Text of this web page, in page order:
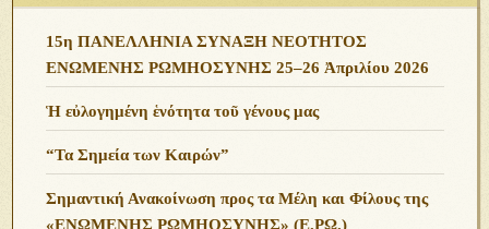
15η ΠΑΝΕΛΛΗΝΙΑ ΣΥΝΑΞΗ ΝΕΟΤΗΤΟΣ
ΕΝΩΜΕΝΗΣ ΡΩΜΗΟΣΥΝΗΣ 25–26 Ἀπριλίου 2026
Ἡ εὐλογημένη ἑνότητα τοῦ γένους μας
“Τα Σημεία των Καιρών”
Σημαντική Ανακοίνωση προς τα Μέλη και Φίλους της
«ΕΝΩΜΕΝΗΣ ΡΩΜΗΟΣΥΝΗΣ» (Ε.ΡΩ.)